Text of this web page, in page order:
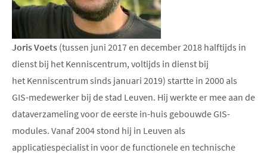
Joris Voets (tussen juni 2017 en december 2018 halftijds in
dienst bij het Kenniscentrum, voltijds in dienst bij
het Kenniscentrum sinds januari 2019) startte in 2000 als
GIS-medewerker bij de stad Leuven. Hij werkte er mee aan de
dataverzameling voor de eerste in-huis gebouwde GIS-
modules. Vanaf 2004 stond hij in Leuven als
applicatiespecialist in voor de functionele en technische